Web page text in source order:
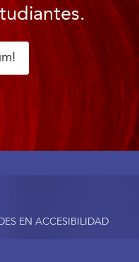
EN ACCESIBILIDAD